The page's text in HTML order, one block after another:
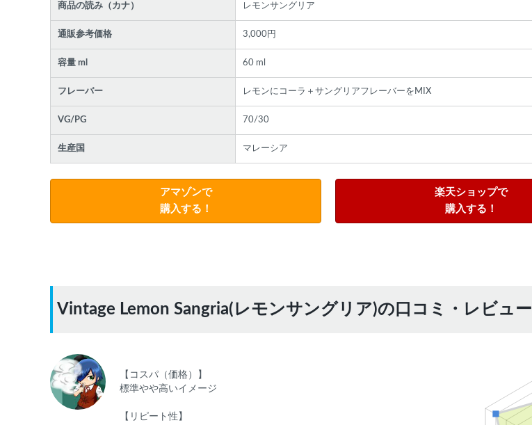
商品の読み（カナ） レモンサングリア
通販参考価格 3,000円
容量 ml 60 ml
フレーバー レモンにコーラ＋サングリアフレーバーをMIX
VG/PG 70/30
生産国 マレーシア
アマゾンで
購入する！
楽天ショップで
購入する！
Vintage Lemon Sangria(レモンサングリア)の口コミ・レビュー
【コスパ（価格）】
標準やや高いイメージ
【リピート性】
現在の絞り込み条件をすべてクリア